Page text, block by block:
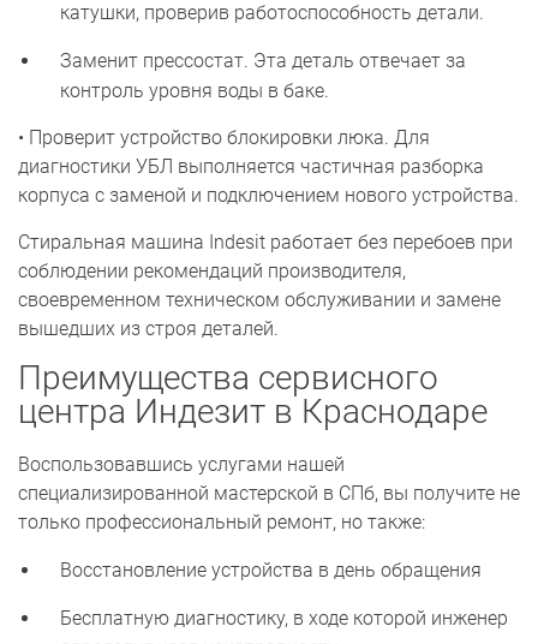
катушки, проверив работоспособность детали.
Заменит прессостат. Эта деталь отвечает за
контроль уровня воды в баке.
• Проверит устройство блокировки люка. Для
диагностики УБЛ выполняется частичная разборка
корпуса с заменой и подключением нового устройства.
Стиральная машина Indesit работает без перебоев при
соблюдении рекомендаций производителя,
своевременном техническом обслуживании и замене
вышедших из строя деталей.
Преимущества сервисного
центра Индезит в Краснодаре
Воспользовавшись услугами нашей
специализированной мастерской в СПб, вы получите не
только профессиональный ремонт, но также:
Восстановление устройства в день обращения
Бесплатную диагностику, в ходе которой инженер